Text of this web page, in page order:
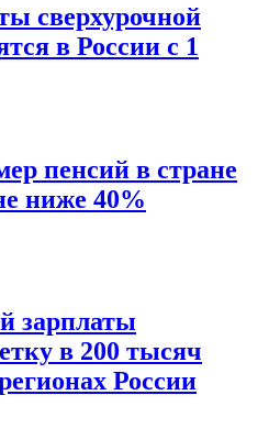
сверхурочной
в России с 1
пенсий в стране
ниже 40%
зарплаты
в 200 тысяч
России